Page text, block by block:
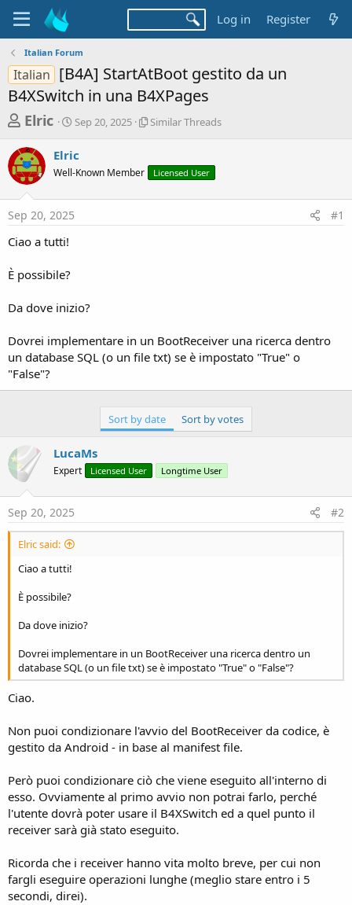
Log in Register
Italian Forum
Italian [B4A] StartAtBoot gestito da un
B4XSwitch in una B4XPages
T
r
e
a
d
s
a
t
e
r
Elric
S
r
t
a
Sep 20, 2025
S
r
Similar Threads
Elric
Well-Known Member Licensed User
Sep 20, 2025 #1
Ciao a tutti!
È possibile?
Da dove inizio?
Dovrei implementare in un BootReceiver una ricerca dentro
un database SQL (o un file txt) se è impostato "True" o
"False"?
Sort by date Sort by votes
LucaMs
Expert Licensed User Longtime User
Sep 20, 2025 #2
Elric said:
Ciao a tutti!
È possibile?
Da dove inizio?
Dovrei implementare in un BootReceiver una ricerca dentro un
database SQL (o un file txt) se è impostato "True" o "False"?
Ciao.
Non puoi condizionare l'avvio del BootReceiver da codice, è
gestito da Android - in base al manifest file.
Però puoi condizionare ciò che viene eseguito all'interno di
esso. Ovviamente al primo avvio non potrai farlo, perché
l'utente dovrà poter usare il B4XSwitch ed a quel punto il
receiver sarà già stato eseguito.
Ricorda che i receiver hanno vita molto breve, per cui non
fargli eseguire operazioni lunghe (meglio stare entro i 5
secondi, direi).